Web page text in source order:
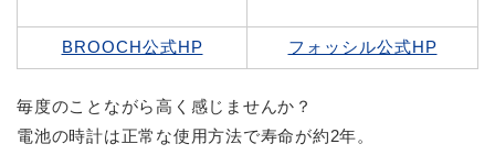
BROOCH公式HP フォッシル公式HP
毎度のことながら高く感じませんか？
電池の時計は正常な使用方法で寿命が約2年。